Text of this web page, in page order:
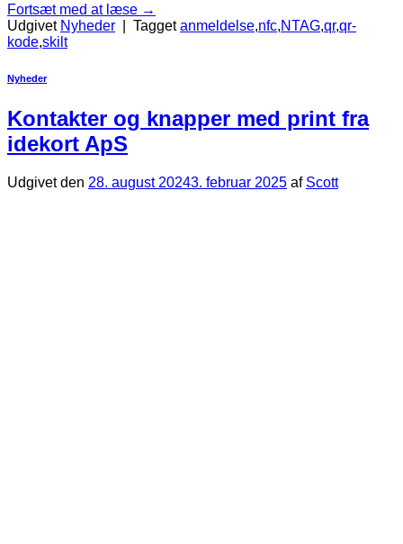
Fortsæt med at læse →
Udgivet Nyheder Taggetanmeldelse,nfc,NTAG,qr,qr-
kode,skilt
Nyheder
Kontakter og knapper med print fra
idekort ApS
Udgivet den 28. august 20243. februar 2025 af Scott